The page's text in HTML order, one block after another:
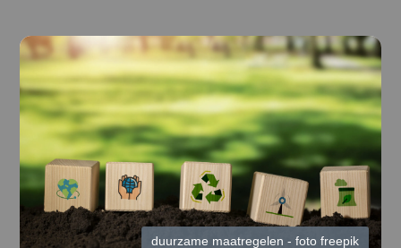
duurzame maatregelen - foto freepik